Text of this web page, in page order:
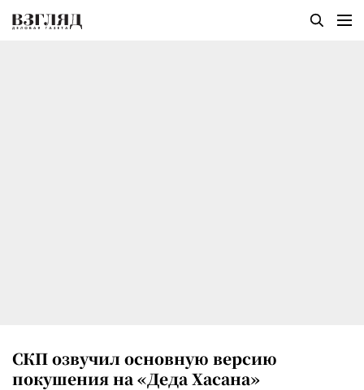
СКП озвучил основную версию
покушения на «Деда Хасана»